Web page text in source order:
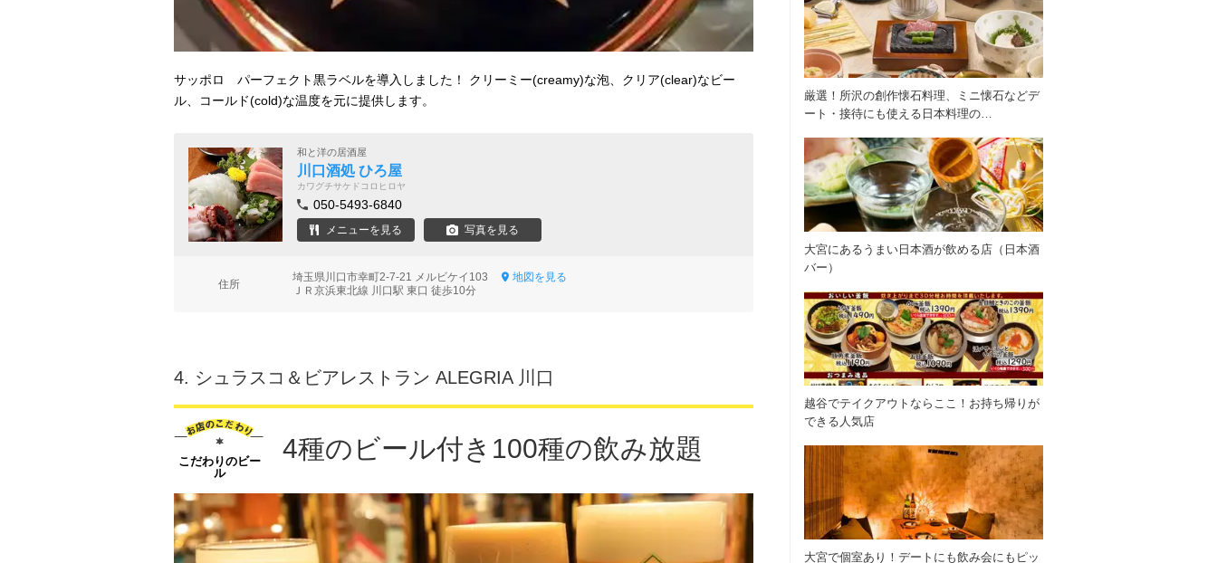
サッポロ パーフェクト黒ラベルを導入しました！ クリーミー(creamy)な泡、クリア(clear)なビー
ル、コールド(cold)な温度を元に提供します。
和と洋の居酒屋
川口酒処 ひろ屋
カワグチサケドコロヒロヤ
050-5493-6840
メニューを見る 写真を見る
住所
埼玉県川口市幸町2-7-21 メルビケイ103
地図を見る
ＪＲ京浜東北線 川口駅 東口 徒歩10分
4. シュラスコ＆ビアレストラン ALEGRIA 川口
こだわりのビー
ル
4種のビール付き100種の飲み放題
厳選！所沢の創作懐石料理、ミニ懐石などデ
ート・接待にも使える日本料理の…
大宮にあるうまい日本酒が飲める店（日本酒
バー）
越谷でテイクアウトならここ！お持ち帰りが
できる人気店
大宮で個室あり！デートにも飲み会にもピッ